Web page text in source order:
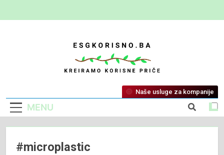
ESG Korisno
Kreiramo Korisne Priče
MENU
Naše usluge za kompanije
#microplastic